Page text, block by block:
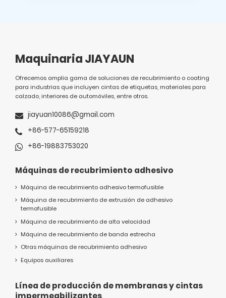
Maquinaria JIAYAUN
Ofrecemos amplia gama de soluciones de recubrimiento o coating
para industrias que incluyen cintas de etiquetas, materiales para
calzado, interiores de automóviles, entre otros.
jiayuan10086@gmail.com
+86-577-65159218
+86-19883753020
Máquinas de recubrimiento adhesivo
Máquina de recubrimiento adhesivo termofusible
Máquina de recubrimiento de extrusión de adhesivo
termofusible
Máquina de recubrimiento de alta velocidad
Máquina de recubrimiento de banda estrecha
Otras máquinas de recubrimiento adhesivo
Equipos auxiliares
Línea de producción de membranas y cintas
impermeabilizantes